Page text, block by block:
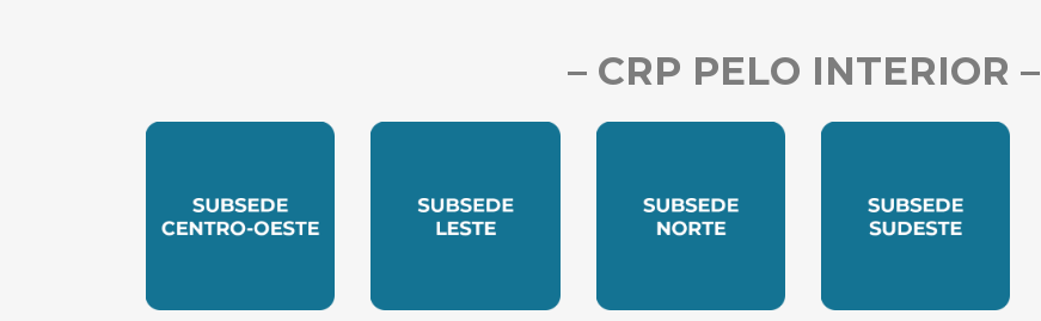
– CRP PELO INTERIOR –